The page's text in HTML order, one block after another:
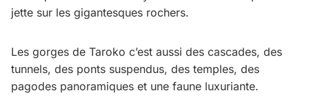
jette sur les gigantesques rochers.
Les gorges de Taroko c’est aussi des cascades, des
tunnels, des ponts suspendus, des temples, des
pagodes panoramiques et une faune luxuriante.